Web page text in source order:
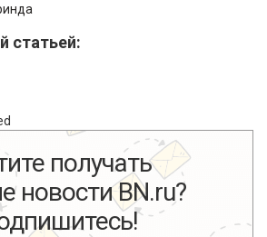
статьей:
получать
новости BN.ru?